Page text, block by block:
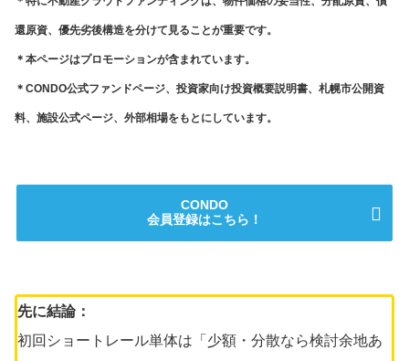
還原資、優先劣後構造を分けて見ることが重要です。
＊ 本ページはプロモーションが含まれています。
＊ CONDO公式ファンドページ、投資家向け投資概要説明書、札幌市公開資
料、施設公式ページ、外部相場をもとにしています。
CONDO
会員登録はこちら！
先に結論：
初回ショートレール単体は「少額・分散なら検討余地あ